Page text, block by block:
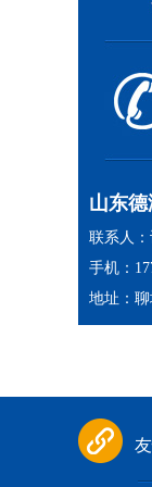
山东德
联系人
手机：
地址：